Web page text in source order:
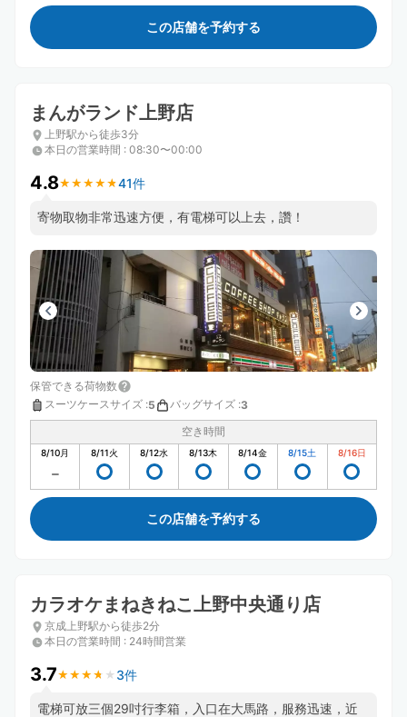
この店舗を予約する
まんがランド上野店
上野駅から徒歩3分
本日の営業時間 : 08:30〜00:00
4.8★ ★ ★ ★ ★
★ ★ ★ ★ ★ 41件
寄物取物非常迅速方便，有電梯可以上去，讚！
保管できる荷物数
スーツケースサイズ :5 バッグサイズ :3
空き時間
8/10月 8/11火 8/12水 8/13木 8/14金 8/15土 8/16日
この店舗を予約する
カラオケまねきねこ上野中央通り店
京成上野駅から徒歩2分
本日の営業時間 : 24時間営業
3.7★ ★ ★ ★ ★
★ ★ ★ ★ ★ 3件
電梯可放三個29吋行李箱，入口在大馬路，服務迅速，近